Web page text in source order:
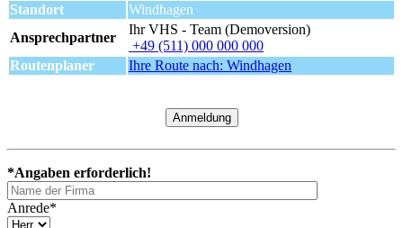
Standort
Windhagen
Ansprechpartner
Ihr VHS - Team (Demoversion)
+49 (511) 000 000 000
Routenplaner
Ihre Route nach: Windhagen
Anmeldung
*Angaben erforderlich!
Anrede*